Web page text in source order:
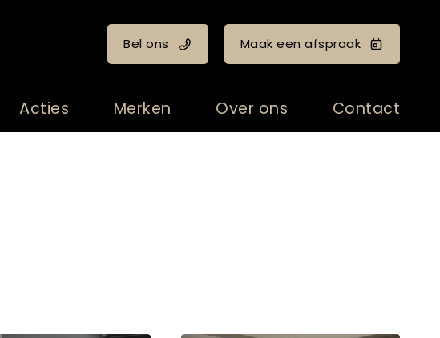
Bel ons Maak een afspraak
Acties Merken Over ons Contact